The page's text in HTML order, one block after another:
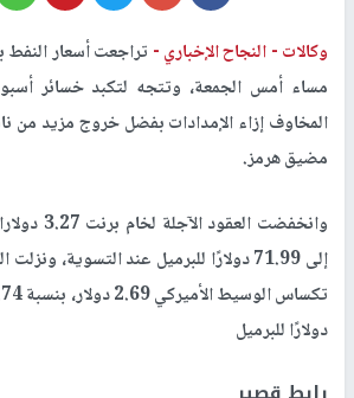
وكالات -النجاح الإخباري -
مساء أمس الجمعة، وتتجه لتكبد خسائر
المخاوف إزاء الإمدادات بفضل خروج مزيد من
مضيق هرمز.
إلى 71.99 دولارًا للبرميل عند التسوية،
دولارًا للبرميل